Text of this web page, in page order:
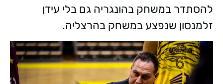
להסתדר במשחק בהונגריה גם בלי עידן
זלמנסון שנפצע במשחק בהרצליה.